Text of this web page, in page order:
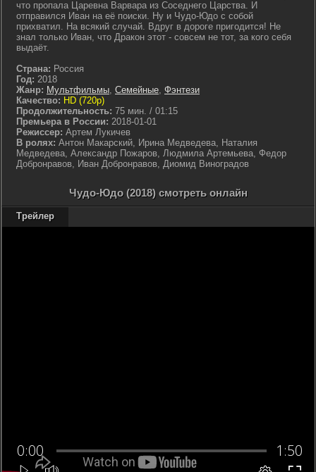
что пропала Царевна Варвара из Соседнего Царства. И
отправился Иван на её поиски. Ну и Чудо-Юдо с собой
прихватил. На всякий случай. Вдруг в дороге пригодится! Не
знал только Иван, что Дракон этот - совсем не тот, за кого себя
выдаёт.
Страна: Россия
Год: 2018
Жанр: Мультфильмы, Семейные, Фэнтези
Качество: HD (720p)
Продолжительность: 75 мин. / 01:15
Премьера в России: 2018-01-01
Режиссер: Артем Лукичев
В ролях: Антон Макарский, Ирина Медведева, Наталия
Медведева, Александр Пожаров, Людмила Артемьева, Федор
Добронравов, Иван Добронравов, Диомид Виноградов
Чудо-Юдо (2018) смотреть онлайн
Трейлер